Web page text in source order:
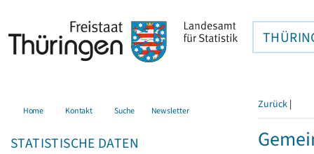
Home Kontakt Suche Newsletter
STATISTISCHE DATEN
Zurück |